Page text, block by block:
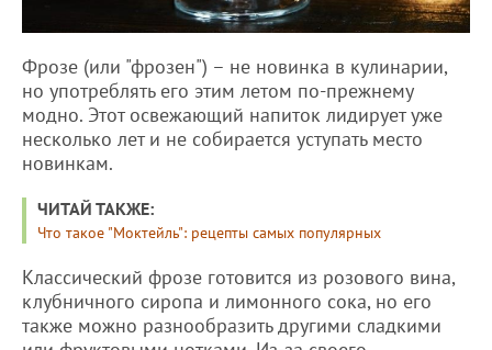
Фрозе (или "фрозен") – не новинка в кулинарии,
но употреблять его этим летом по-прежнему
модно. Этот освежающий напиток лидирует уже
несколько лет и не собирается уступать место
новинкам.
ЧИТАЙ ТАКЖЕ:
Что такое "Моктейль": рецепты самых популярных
Классический фрозе готовится из розового вина,
клубничного сиропа и лимонного сока, но его
также можно разнообразить другими сладкими